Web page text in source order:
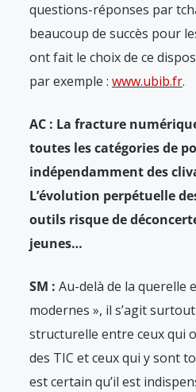
questions-réponses par
beaucoup de succès pour
ont fait le choix de ce
par exemple : www.ubib.fr.
AC : La fracture
toutes les catégories de
indépendamment des
L’évolution perpétuelle
outils risque de
jeunes…
SM : Au-delà de la querelle
modernes », il s’agit
structurelle entre ceux qui
des TIC et ceux qui y sont
est certain qu’il est